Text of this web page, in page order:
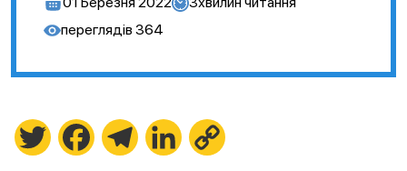
переглядів 364
Twitter FacebookTelegramLinkedIn